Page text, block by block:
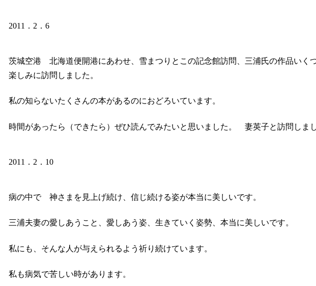
2011．2．6
茨城空港 北海道便開港にあわせ、雪まつりとこの記念館訪問、三浦氏の作品いく
楽しみに訪問しました。
私の知らないたくさんの本があるのにおどろいています。
時間があったら（できたら）ぜひ読んでみたいと思いました。 妻英子と訪問しまし
2011．2．10
病の中で 神さまを見上げ続け、信じ続ける姿が本当に美しいです。
三浦夫妻の愛しあうこと、愛しあう姿、生きていく姿勢、本当に美しいです。
私にも、そんな人が与えられるよう祈り続けています。
私も病気で苦しい時があります。